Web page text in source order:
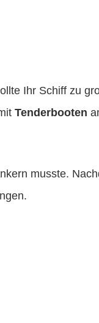
Ihr Schiff zu
Tenderbooten
musste.